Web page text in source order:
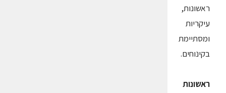
ראשונות,
עיקריות
ומסתיימת
בקינוחים.
ראשונות